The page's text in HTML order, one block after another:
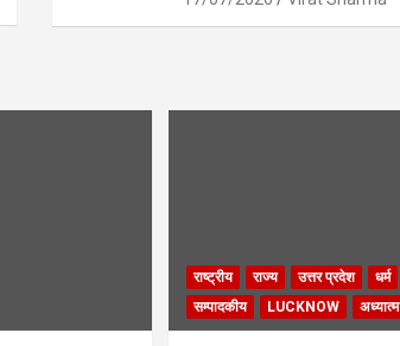
राष्ट्रीय राज्य उत्तर प्रदेश धर्म
सम्पादकीय
LUCKNOW अध्यात्म